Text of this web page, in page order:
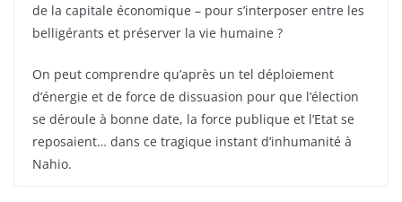
de la capitale économique – pour s’interposer entre les
belligérants et préserver la vie humaine ?
On peut comprendre qu’après un tel déploiement
d’énergie et de force de dissuasion pour que l’élection
se déroule à bonne date, la force publique et l’Etat se
reposaient… dans ce tragique instant d’inhumanité à
Nahio.